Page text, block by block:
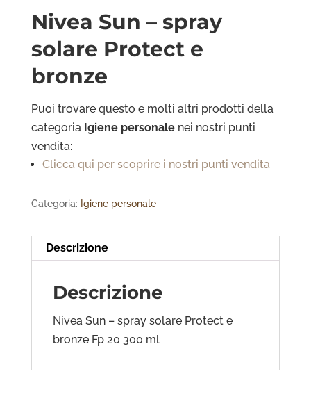
Nivea Sun – spray
solare Protect e
bronze
Puoi trovare questo e molti altri prodotti della
categoria Igiene personale nei nostri punti
vendita:
Clicca qui per scoprire i nostri punti vendita
Categoria: Igiene personale
Descrizione
Descrizione
Nivea Sun – spray solare Protect e
bronze Fp 20 300 ml